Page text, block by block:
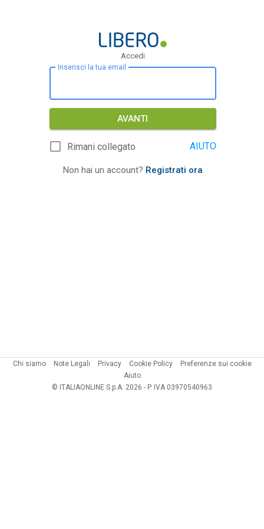
Accedi
Inserisci la tua email
AVANTI
Rimani collegato AIUTO
Non hai un account? Registrati ora
Chi siamo Note Legali Privacy Cookie Policy
Preferenze sui cookie
Aiuto
© ITALIAONLINE S.p.A. 2026 - P. IVA 03970540963